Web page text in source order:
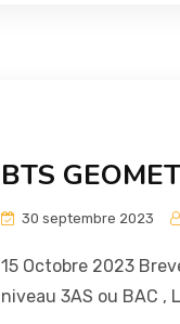
BTS
30 septembre 2023
15 Octobre 2023
niveau 3AS ou BAC ,